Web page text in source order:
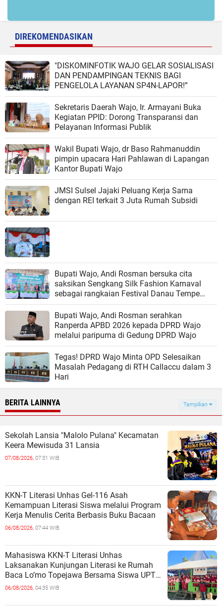
DIREKOMENDASIKAN
"DISKOMINFOTIK WAJO GELAR SOSIALISASI
DAN PENDAMPINGAN TEKNIS BAGI
PENGELOLA LAYANAN SP4N-LAPOR!”
Sekretaris Daerah Wajo, Ir. Armayani Buka
Kegiatan PPID: Dorong Transparansi dan
Pelayanan Informasi Publik
Wakil Bupati Wajo, dr Baso Rahmanuddin
pimpin upacara Hari Pahlawan di Lapangan
Kantor Bupati Wajo
JMSI Sulsel Jajaki Peluang Kerja Sama
dengan REI terkait 3 Juta Rumah Subsidi
Bupati Wajo, Andi Rosman bersuka cita
saksikan Sengkang Silk Fashion Karnaval
sebagai rangkaian Festival Danau Tempe
(FDT) 2025.
Bupati Wajo, Andi Rosman serahkan
Ranperda APBD 2026 kepada DPRD Wajo
melalui paripurna di Gedung DPRD Wajo
Tegas! DPRD Wajo Minta OPD Selesaikan
Masalah Pedagang di RTH Callaccu dalam 3
Hari
BERITA LAINNYA Tampilkan
Sekolah Lansia "Malolo Pulana" Kecamatan
Keera Mewisuda 31 Lansia
07/08/2026, 07:31 WIB
KKN-T Literasi Unhas Gel-116 Asah
Kemampuan Literasi Siswa melalui Program
Kerja Menulis Cerita Berbasis Buku Bacaan
06/08/2026, 07:44 WIB
Mahasiswa KKN-T Literasi Unhas
Laksanakan Kunjungan Literasi ke Rumah
Baca Lo’mo Topejawa Bersama Siswa UPT
SDN 66 Kajang
06/08/2026, 04:35 WIB